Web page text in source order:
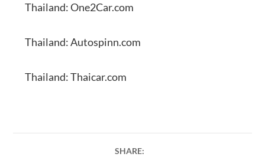
Thailand: One2Car.com
Thailand: Autospinn.com
Thailand: Thaicar.com
SHARE: